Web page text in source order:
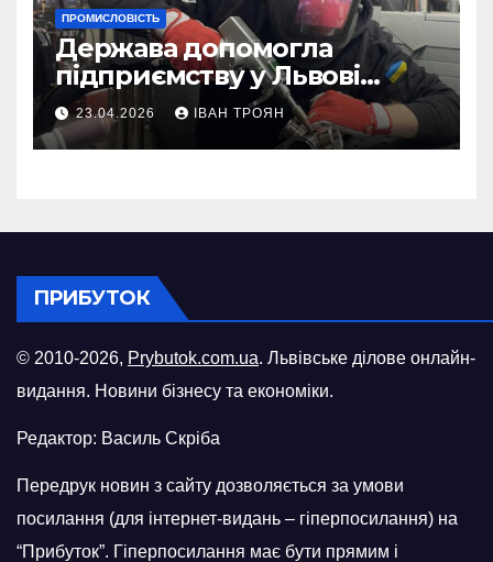
ПРОМИСЛОВІСТЬ
Держава допомогла
підприємству у Львові
відновити виробничі
потужності після атаки
російського БПЛА
23.04.2026 ІВАН ТРОЯН
ПРИБУТОК
© 2010-2026, Prybutok.com.ua. Львівське ділове онлайн-
видання. Новини бізнесу та економіки.
Редактор: Василь Скріба
Передрук новин з сайту дозволяється за умови
посилання (для інтернет-видань – гіперпосилання) на
“Прибуток”. Гіперпосилання має бути прямим і